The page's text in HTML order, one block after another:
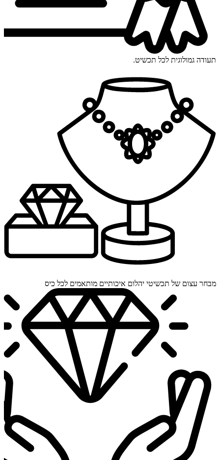
תעודה גמולוגית לכל תכשיט.
מבחר עצום של תכשיטי יהלום איכותיים מותאמים לכל כיס